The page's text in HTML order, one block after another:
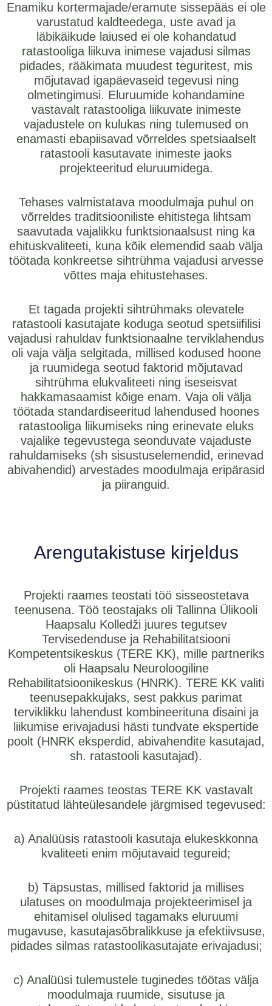
Enamiku kortermajade/eramute sissepääs ei ole
varustatud kaldteedega, uste avad ja
läbikäikude laiused ei ole kohandatud
ratastooliga liikuva inimese vajadusi silmas
pidades, rääkimata muudest teguritest, mis
mõjutavad igapäevaseid tegevusi ning
olmetingimusi. Eluruumide kohandamine
vastavalt ratastooliga liikuvate inimeste
vajadustele on kulukas ning tulemused on
enamasti ebapiisavad võrreldes spetsiaalselt
ratastooli kasutavate inimeste jaoks
projekteeritud eluruumidega.
Tehases valmistatava moodulmaja puhul on
võrreldes traditsiooniliste ehitistega lihtsam
saavutada vajalikku funktsionaalsust ning ka
ehituskvaliteeti, kuna kõik elemendid saab välja
töötada konkreetse sihtrühma vajadusi arvesse
võttes maja ehitustehases.
Et tagada projekti sihtrühmaks olevatele
ratastooli kasutajate koduga seotud spetsiifilisi
vajadusi rahuldav funktsionaalne terviklahendus
oli vaja välja selgitada, millised kodused hoone
ja ruumidega seotud faktorid mõjutavad
sihtrühma elukvaliteeti ning iseseisvat
hakkamasaamist kõige enam. Vaja oli välja
töötada standardiseeritud lahendused hoones
ratastooliga liikumiseks ning erinevate eluks
vajalike tegevustega seonduvate vajaduste
rahuldamiseks (sh sisustuselemendid, erinevad
abivahendid) arvestades moodulmaja eripärasid
ja piiranguid.
Arengutakistuse kirjeldus
Projekti raames teostati töö sisseostetava
teenusena. Töö teostajaks oli Tallinna Ülikooli
Haapsalu Kolledži juures tegutsev
Tervisedenduse ja Rehabilitatsiooni
Kompetentsikeskus (TERE KK), mille partneriks
oli Haapsalu Neuroloogiline
Rehabilitatsioonikeskus (HNRK). TERE KK valiti
teenusepakkujaks, sest pakkus parimat
terviklikku lahendust kombineerituna disaini ja
liikumise erivajadusi hästi tundvate ekspertide
poolt (HNRK eksperdid, abivahendite kasutajad,
sh. ratastooli kasutajad).
Projekti raames teostas TERE KK vastavalt
püstitatud lähteülesandele järgmised tegevused:
a) Analüüsis ratastooli kasutaja elukeskkonna
kvaliteeti enim mõjutavaid tegureid;
b) Täpsustas, millised faktorid ja millises
ulatuses on moodulmaja projekteerimisel ja
ehitamisel olulised tagamaks eluruumi
mugavuse, kasutajasõbralikkuse ja efektiivsuse,
pidades silmas ratastoolikasutajate erivajadusi;
c) Analüüsi tulemustele tuginedes töötas välja
moodulmaja ruumide, sisutuse ja